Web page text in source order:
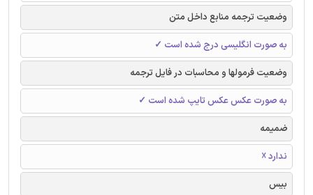
وضعیت ترجمه منابع داخل متن
به صورت انگلیسی درج شده است ✓
وضعیت فرمولها و محاسبات در فایل ترجمه
به صورت عکس عکس تایپ شده است ✓
ضمیمه
ندارد ☓
بیس